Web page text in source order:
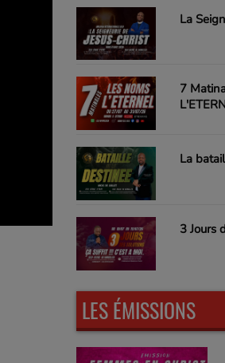
La
7 Matinale avec les NOMS DE
La
3 Jours
LES ÉMISSIONS